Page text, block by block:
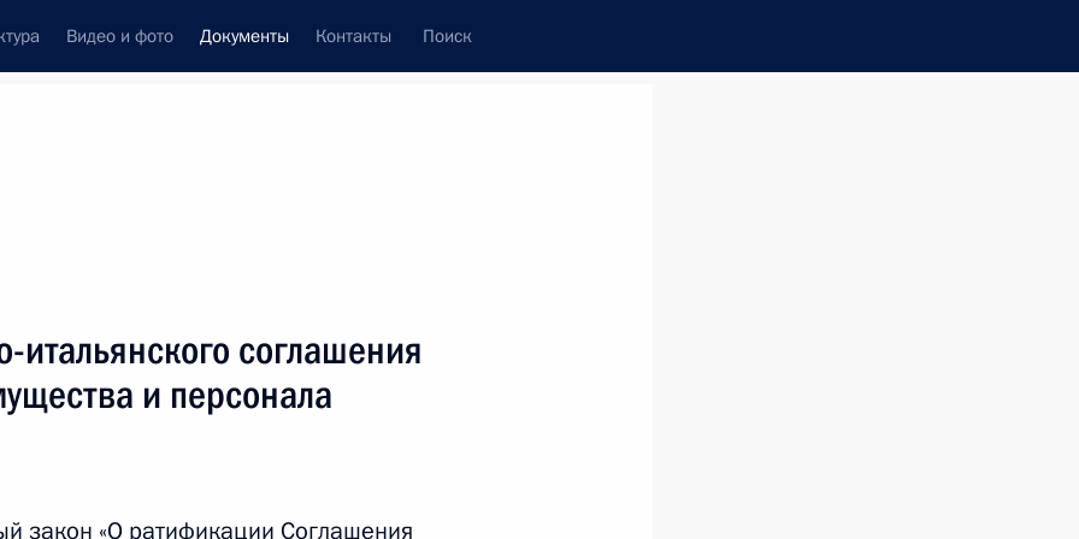
Видео и фото Документы Контакты Поиск
итальянского соглашения
и персонала
закон «О ратификации Соглашения